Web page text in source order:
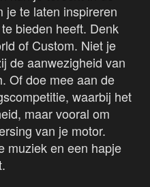
je te laten inspireren
bieden heeft. Denk
of Custom. Niet je
de aanwezigheid van
Of doe mee aan de
waarbij het
maar vooral om
van je motor.
muziek en een hapje